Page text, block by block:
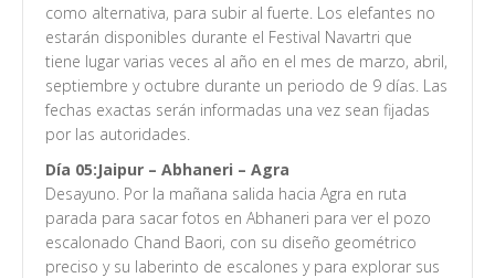
como alternativa, para subir al fuerte. Los elefantes no
estarán disponibles durante el Festival Navartri que
tiene lugar varias veces al año en el mes de marzo, abril,
septiembre y octubre durante un periodo de 9 días. Las
fechas exactas serán informadas una vez sean fijadas
por las autoridades.
Día 05:Jaipur – Abhaneri – Agra
Desayuno. Por la mañana salida hacia Agra en ruta
parada para sacar fotos en Abhaneri para ver el pozo
escalonado Chand Baori, con su diseño geométrico
preciso y su laberinto de escalones y para explorar sus